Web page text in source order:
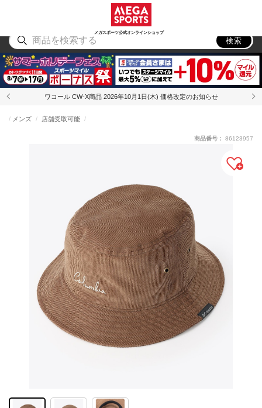
メガスポーツ公式オンラインショップ
アウトドア
検索
ワコール CW-X商品 2026年10月1日(木) 価格改定のお知らせ
メンズ 店舗受取可能
商品番号： 86123957